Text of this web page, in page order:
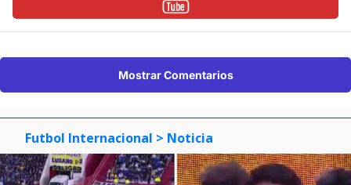
Mostrar Comentarios
Futbol Internacional > Noticia